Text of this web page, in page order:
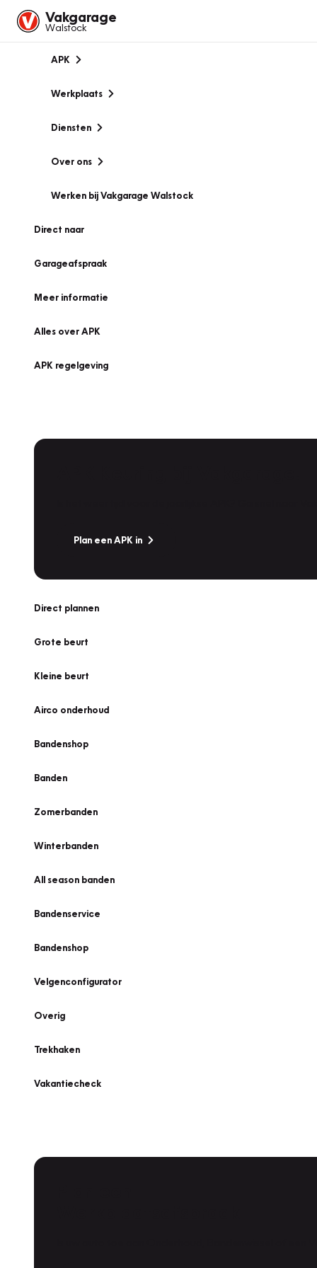
Vakgarage
Walstock
APK
Werkplaats
Diensten
Over ons
Werken bij Vakgarage Walstock
Direct naar
Garageafspraak
Meer informatie
Alles over APK
APK regelgeving
Plan een APK in
Direct plannen
Grote beurt
Kleine beurt
Airco onderhoud
Bandenshop
Banden
Zomerbanden
Winterbanden
All season banden
Bandenservice
Bandenshop
Velgenconfigurator
Overig
Trekhaken
Vakantiecheck